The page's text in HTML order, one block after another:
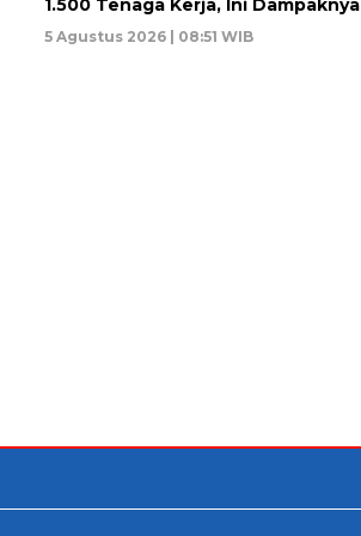
1.500 Tenaga Kerja, Ini Dampaknya
5 Agustus 2026 | 08:51 WIB